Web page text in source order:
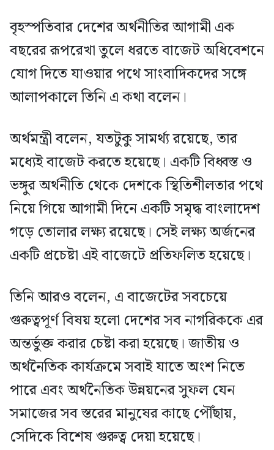
বৃহস্পতিবার দেশের অর্থনীতির আগামী এক
বছরের রূপরেখা তুলে ধরতে বাজেট অধিবেশনে
যোগ দিতে যাওয়ার পথে সাংবাদিকদের সঙ্গে
আলাপকালে তিনি এ কথা বলেন।
অর্থমন্ত্রী বলেন, যতটুকু সামর্থ্য রয়েছে, তার
মধ্যেই বাজেট করতে হয়েছে। একটি বিধ্বস্ত ও
ভঙ্গুর অর্থনীতি থেকে দেশকে স্থিতিশীলতার পথে
নিয়ে গিয়ে আগামী দিনে একটি সমৃদ্ধ বাংলাদেশ
গড়ে তোলার লক্ষ্য রয়েছে। সেই লক্ষ্য অর্জনের
একটি প্রচেষ্টা এই বাজেটে প্রতিফলিত হয়েছে।
তিনি আরও বলেন, এ বাজেটের সবচেয়ে
গুরুত্বপূর্ণ বিষয় হলো দেশের সব নাগরিককে এর
অন্তর্ভুক্ত করার চেষ্টা করা হয়েছে। জাতীয় ও
অর্থনৈতিক কার্যক্রমে সবাই যাতে অংশ নিতে
পারে এবং অর্থনৈতিক উন্নয়নের সুফল যেন
সমাজের সব স্তরের মানুষের কাছে পৌঁছায়,
সেদিকে বিশেষ গুরুত্ব দেয়া হয়েছে।